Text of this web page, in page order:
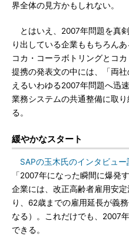
界全体の見方かもしれない。
とはいえ、2007年問題を真
り出している企業ももちろん
コカ・コーラボトリングとコ
提携の発表文の中には、「両
えるいわゆる2007年問題へ迅
業務システムの共通整備に取
る。
緩やかなスタート
SAPの玉木氏のインタビュー
「2007年になった瞬間に爆発
企業には、改正高齢者雇用安
り、62歳までの雇用延長が義
なる）。これだけでも、2007
できる。